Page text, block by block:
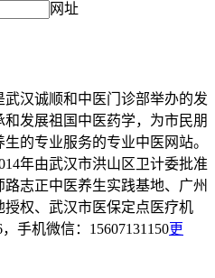
网址
汉诚顺和中医门诊部举办的发
发展祖国中医药学，为市民朋
的专业服务的专业中医网站。
年由武汉市洪山区卫计委批准
志正中医养生实践基地、广州
权、武汉市医保定点医疗机
手机微信：15607131150更